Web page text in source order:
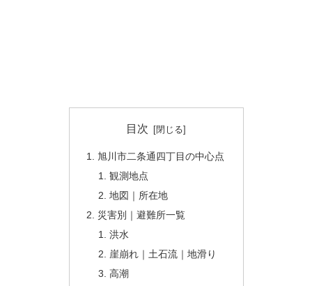
目次
旭川市二条通四丁目の中心点
観測地点
地図｜所在地
災害別｜避難所一覧
洪水
崖崩れ｜土石流｜地滑り
高潮